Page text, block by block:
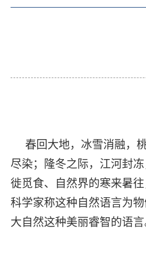
春回大地，冰雪消融，
尽染；隆冬之际，江河封
徙觅食、自然界的寒来暑
科学家称这种自然语言为
大自然这种美丽睿智的语